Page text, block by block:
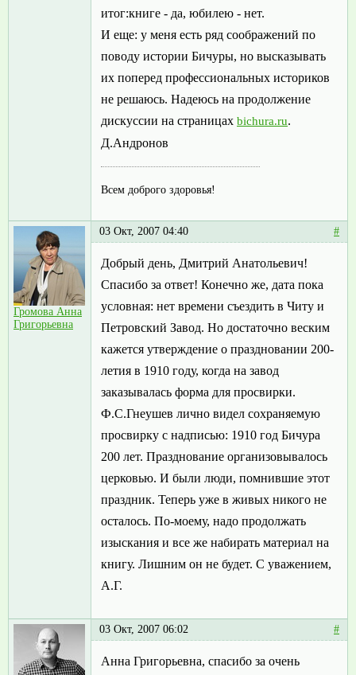
итог:книге - да, юбилею - нет.
И еще: у меня есть ряд соображений по
поводу истории Бичуры, но высказывать
их поперед профессиональных историков
не решаюсь. Надеюсь на продолжение
дискуссии на страницах bichura.ru.
Д.Андронов
Всем доброго здоровья!
Громова Анна
Григорьевна
03 Окт, 2007 04:40 #
Добрый день, Дмитрий Анатольевич!
Спасибо за ответ! Конечно же, дата пока
условная: нет времени съездить в Читу и
Петровский Завод. Но достаточно веским
кажется утверждение о праздновании 200-
летия в 1910 году, когда на завод
заказывалась форма для просвирки.
Ф.С.Гнеушев лично видел сохраняемую
просвирку с надписью: 1910 год Бичура
200 лет. Празднование организовывалось
церковью. И были люди, помнившие этот
праздник. Теперь уже в живых никого не
осталось. По-моему, надо продолжать
изыскания и все же набирать материал на
книгу. Лишним он не будет. С уважением,
А.Г.
03 Окт, 2007 06:02 #
Анна Григорьевна, спасибо за очень